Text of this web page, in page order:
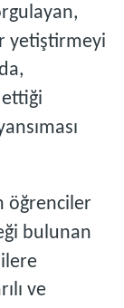
yetiştirmeyi
öğrenciler
bulunan
ve